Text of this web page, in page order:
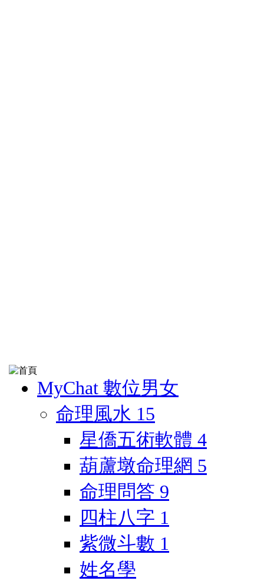
MyChat 數位男女
命理風水 15
星僑五術軟體 4
葫蘆墩命理網 5
命理問答 9
四柱八字 1
紫微斗數 1
姓名學